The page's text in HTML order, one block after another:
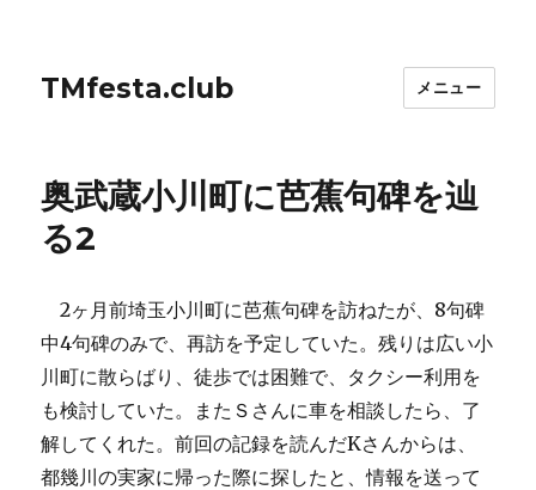
TMfesta.club メニュー
奥武蔵小川町に芭蕉句碑を辿
る2
2ヶ月前埼玉小川町に芭蕉句碑を訪ねたが、8句碑
中4句碑のみで、再訪を予定していた。残りは広い小
川町に散らばり、徒歩では困難で、タクシー利用を
も検討していた。またＳさんに車を相談したら、了
解してくれた。前回の記録を読んだKさんからは、
都幾川の実家に帰った際に探したと、情報を送って